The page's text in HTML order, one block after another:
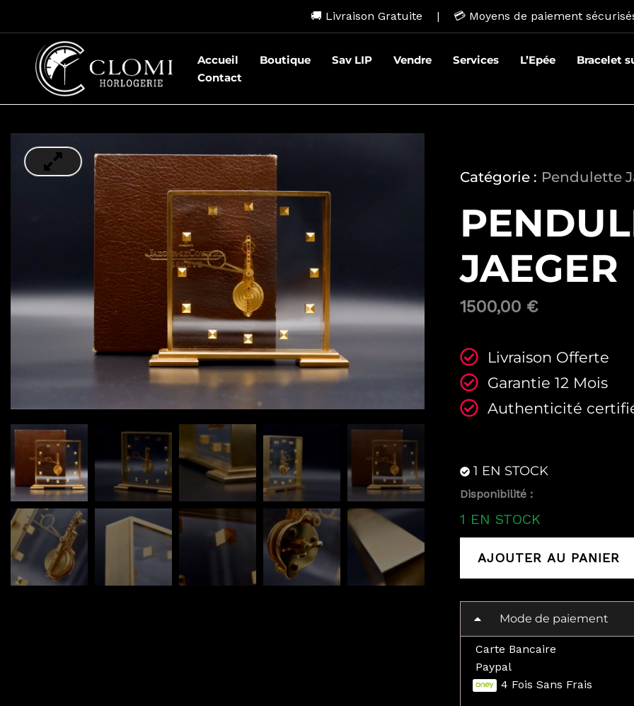
contenu
🚚 Livraison Gratuite | 💳 Moyens de paiement
Accueil Boutique Sav LIP Vendre Services L’Epée
Bracelet
Contact
Catégorie : Pendulette
JAEGER
1500,00 €
Livraison Offerte
Garantie 12 Mois
Authenticité
1 EN STOCK
Disponibilité :
1 EN STOCK
quantité
Pendulette
AJOUTER AU PANIER
Mode de paiement
Carte Bancaire
Paypal
4 Fois Sans Frais